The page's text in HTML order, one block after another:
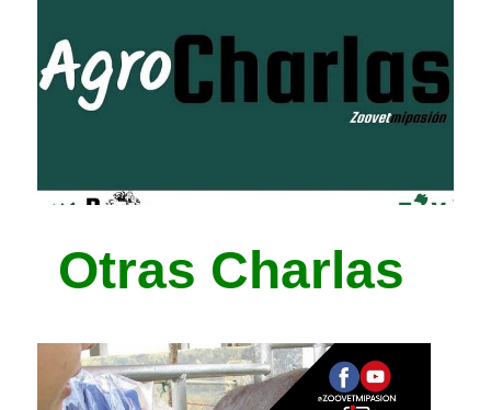
Otras Charlas